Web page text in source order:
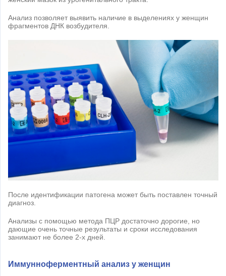
Анализ позволяет выявить наличие в выделениях у женщин
фрагментов ДНК возбудителя.
После идентификации патогена может быть поставлен точный
диагноз.
Анализы с помощью метода ПЦР достаточно дорогие, но
дающие очень точные результаты и сроки исследования
занимают не более 2-х дней.
Иммунноферментный анализ у женщин